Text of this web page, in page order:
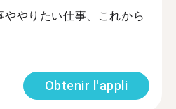
やりたい仕事、これから
Obtenir l'appli